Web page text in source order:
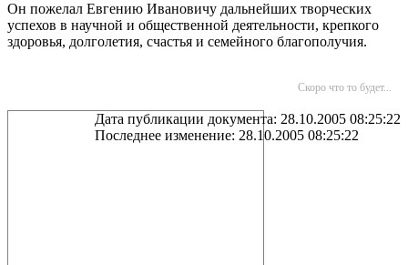
Он пожелал Евгению Ивановичу дальнейших творческих
успехов в научной и общественной деятельности, крепкого
здоровья, долголетия, счастья и семейного благополучия.
Скоро что то будет...
Дата публикации документа: 28.10.2005 08:25:22
Последнее изменение: 28.10.2005 08:25:22